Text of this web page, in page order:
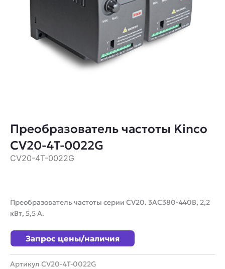
Преобразователь частоты Kinco
CV20-4T-0022G
CV20-4T-0022G
Преобразователь частоты серии CV20. 3AC380-440В, 2,2
кВт, 5,5 А.
Запрос цены/наличия
Артикул CV20-4T-0022G